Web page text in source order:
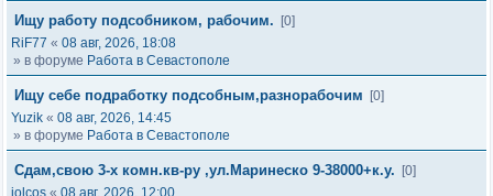
Ищу работу подсобником, рабочим.
[0]
RiF77 « 08 авг, 2026, 18:08
» в форуме Работа в Севастополе
Ищу себе подработку подсобным,разнорабочим
[0]
Yuzik « 08 авг, 2026, 14:45
» в форуме Работа в Севастополе
Сдам,свою 3-х комн.кв-ру ,ул.Маринеско 9-38000+к.у.
[0]
iolcos « 08 авг, 2026, 12:00